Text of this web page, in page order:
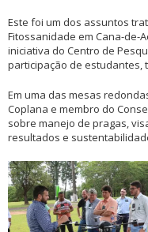
Este foi um dos assuntos
Fitossanidade em Cana-de-
iniciativa do Centro de
participação de estudantes,
Em uma das mesas
Coplana e membro do
sobre manejo de pragas,
resultados e